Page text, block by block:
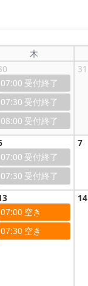
木
07:00
07:30
08:00
31
07:00
07:30
7
07:00
07:30
14